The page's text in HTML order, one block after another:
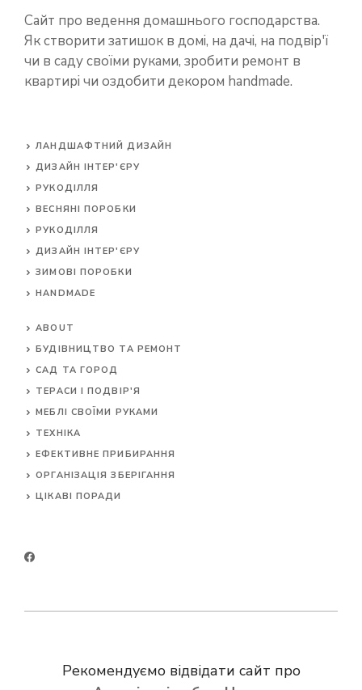
Сайт про ведення домашнього господарства.
Як створити затишок в домі, на дачі, на подвір'ї
чи в саду своїми руками, зробити ремонт в
квартирі чи оздобити декором handmade.
ЛАНДШАФТНИЙ ДИЗАЙН
ДИЗАЙН ІНТЕР'ЄРУ
РУКОДІЛЛЯ
ВЕСНЯНІ ПОРОБКИ
РУКОДІЛЛЯ
ДИЗАЙН ІНТЕР'ЄРУ
ЗИМОВІ ПОРОБКИ
HANDMADE
ABOUT
БУДІВНИЦТВО ТА РЕМОНТ
САД ТА ГОРОД
ТЕРАСИ І ПОДВІР'Я
МЕБЛІ СВОЇМИ РУКАМИ
ТЕХНІКА
ЕФЕКТИВНЕ ПРИБИРАННЯ
ОРГАНІЗАЦІЯ ЗБЕРІГАННЯ
ЦІКАВІ ПОРАДИ
Рекомендуємо відвідати сайт про